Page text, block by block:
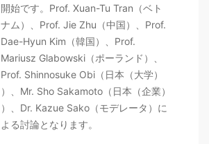
開始です。Prof. Xuan-Tu Tran（ベト
ナム）、Prof. Jie Zhu（中国）、Prof.
Dae-Hyun Kim（韓国）、Prof.
Mariusz Glabowski（ポーランド）、
Prof. Shinnosuke Obi（日本（大学）
）、Mr. Sho Sakamoto（日本（企業）
）、Dr. Kazue Sako（モデレータ）に
よる討論となります。